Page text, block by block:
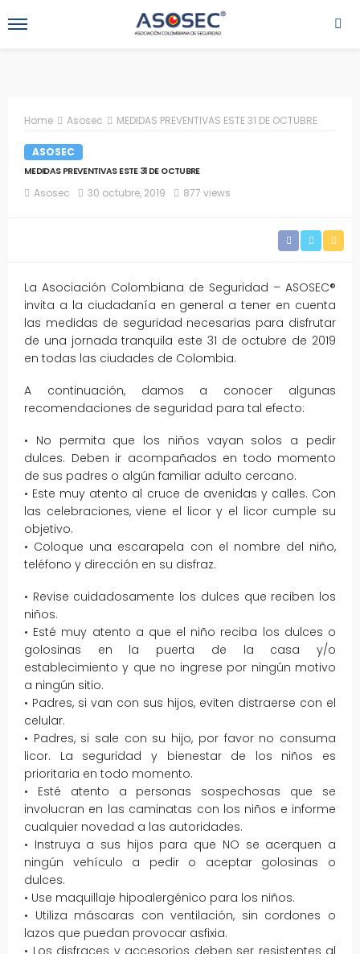
Home Asosec MEDIDAS PREVENTIVAS ESTE 31 DE OCTUBRE
ASOSEC
MEDIDAS PREVENTIVAS ESTE 31 DE OCTUBRE
Asosec 30 octubre, 2019 877 views
La Asociación Colombiana de Seguridad – ASOSEC®
invita a la ciudadanía en general a tener en cuenta
las medidas de seguridad necesarias para disfrutar
de una jornada tranquila este 31 de octubre de 2019
en todas las ciudades de Colombia.
A continuación, damos a conocer algunas
recomendaciones de seguridad para tal efecto:
• No permita que los niños vayan solos a pedir
dulces. Deben ir acompañados en todo momento
de sus padres o algún familiar adulto cercano.
• Este muy atento al cruce de avenidas y calles. Con
las celebraciones, viene el licor y el licor cumple su
objetivo.
• Coloque una escarapela con el nombre del niño,
teléfono y dirección en su disfraz.
• Revise cuidadosamente los dulces que reciben los
niños.
• Esté muy atento a que el niño reciba los dulces o
golosinas en la puerta de la casa y/o
establecimiento y que no ingrese por ningún motivo
a ningún sitio.
• Padres, si van con sus hijos, eviten distraerse con el
celular.
• Padres, si sale con su hijo, por favor no consuma
licor. La seguridad y bienestar de los niños es
prioritaria en todo momento.
• Esté atento a personas sospechosas que se
involucran en las caminatas con los niños e informe
cualquier novedad a las autoridades.
• Instruya a sus hijos para que NO se acerquen a
ningún vehículo a pedir o aceptar golosinas o
dulces.
• Use maquillaje hipoalergénico para los niños.
• Utiliza máscaras con ventilación, sin cordones o
lazos que puedan provocar asfixia.
• Los disfraces y accesorios deben ser resistentes al